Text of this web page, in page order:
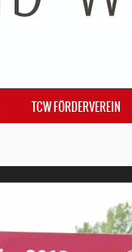
TCW FÖRDERVEREIN